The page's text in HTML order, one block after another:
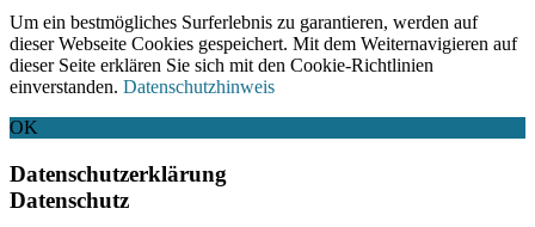
Um ein bestmögliches Surferlebnis zu garantieren, werden auf
dieser Webseite Cookies gespeichert. Mit dem Weiternavigieren auf
dieser Seite erklären Sie sich mit den Cookie-Richtlinien
einverstanden. Datenschutzhinweis
OK
Datenschutzerklärung
Datenschutz